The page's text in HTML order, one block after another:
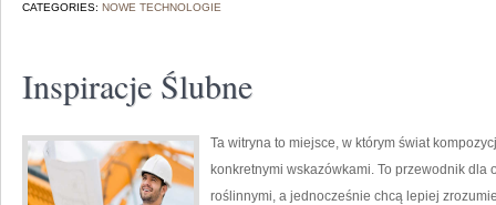
CATEGORIES: NOWE TECHNOLOGIE
Inspiracje Ślubne
Ta witryna to miejsce, w którym świat
konkretnymi wskazówkami. To przewodnik
roślinnymi, a jednocześnie chcą lepiej